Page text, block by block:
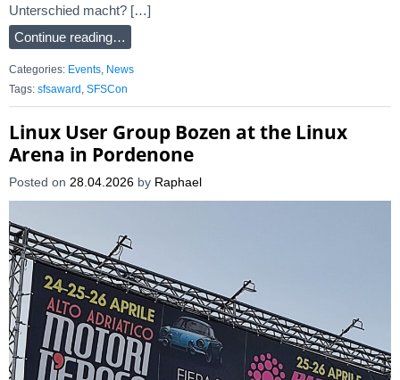
Unterschied macht? […]
Continue reading…
Categories: Events, News
Tags: sfsaward , SFSCon
Linux User Group Bozen at the Linux
Arena in Pordenone
Posted on 28.04.2026 by Raphael